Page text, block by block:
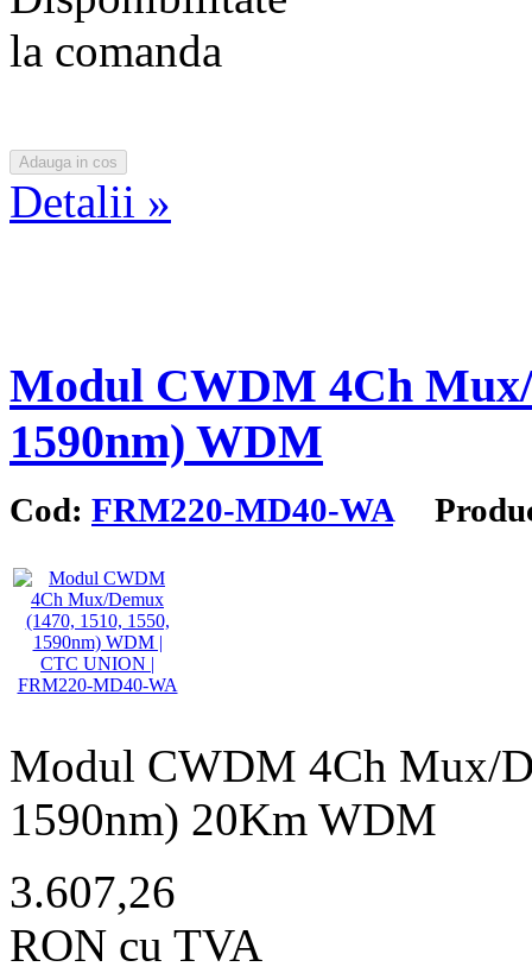
la comanda
Detalii »
Modul CWDM 4Ch Mux/
1590nm) WDM
Cod: FRM220-MD40-WA
Modul CWDM 4Ch Mux/
1590nm) 20Km WDM
3.607,26
RON cu TVA